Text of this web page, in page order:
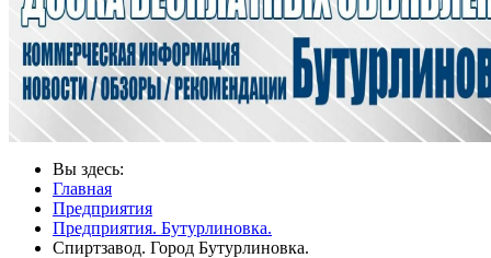
Вы здесь:
Главная
Предприятия
Предприятия. Бутурлиновка.
Спиртзавод. Город Бутурлиновка.